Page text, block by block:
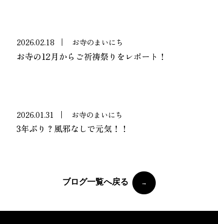
2026.02.18 お寺のまいにち
お寺の12月からご祈祷祭りをレポート！
2026.01.31 お寺のまいにち
3年ぶり？風邪なしで元気！！
ブログ一覧へ戻る